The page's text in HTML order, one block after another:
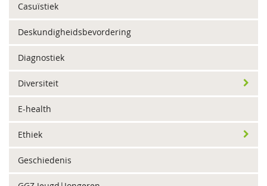
Casuïstiek
Deskundigheidsbevordering
Diagnostiek
Diversiteit
E-health
Ethiek
Geschiedenis